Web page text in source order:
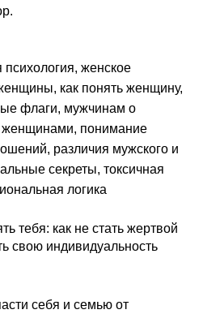
психология, женское
, как понять женщину,
флаги, мужчинам о
женщинами, понимание
, различия мужского и
секреты, токсичная
логика
тебя: как не стать жертвой
свою индивидуальность
себя и семью от